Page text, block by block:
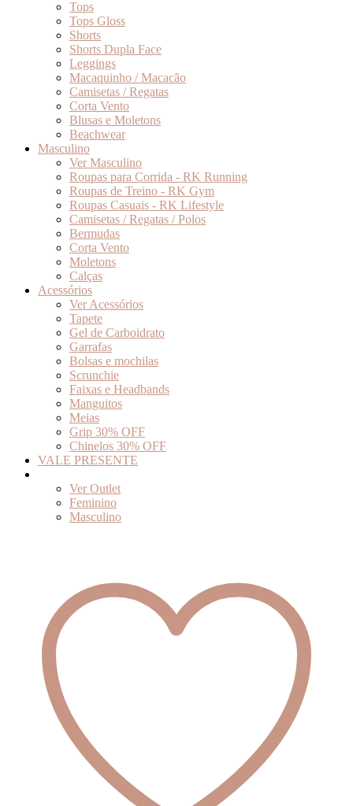
Tops
Tops Gloss
Shorts
Shorts Dupla Face
Leggings
Macaquinho / Macacão
Camisetas / Regatas
Corta Vento
Blusas e Moletons
Beachwear
Masculino
Ver Masculino
Roupas para Corrida - RK Running
Roupas de Treino - RK Gym
Roupas Casuais - RK Lifestyle
Camisetas / Regatas / Polos
Bermudas
Corta Vento
Moletons
Calças
Acessórios
Ver Acessórios
Tapete
Gel de Carboidrato
Garrafas
Bolsas e mochilas
Scrunchie
Faixas e Headbands
Manguitos
Meias
Grip 30% OFF
Chinelos 30% OFF
VALE PRESENTE
Ver Outlet
Feminino
Masculino